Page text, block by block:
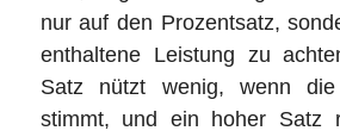
nur auf den Prozentsatz,
enthaltene Leistung zu
Satz nützt wenig, wenn
stimmt, und ein hoher Satz